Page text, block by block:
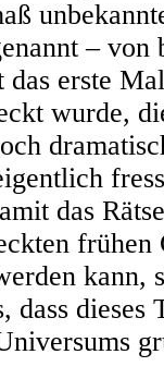
– von
erste
wurde,
das
frühen
kann,
dass dieses